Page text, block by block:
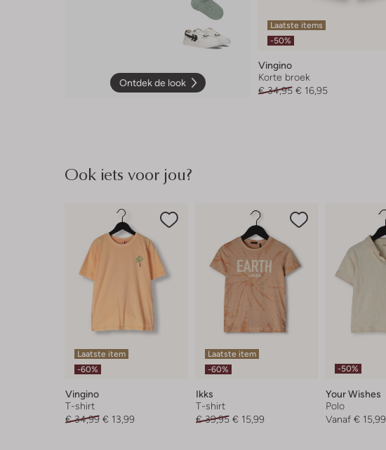
Ontdek de look
Laatste items
-50%
Vingino
Korte broek
€ 34,95 € 16,95
Ook iets voor jou?
Laatste item
-60%
Vingino
T-shirt
€ 34,99 € 13,99
Laatste item
-60%
Ikks
T-shirt
€ 39,95 € 15,99
-50%
Your Wishes
Polo
Vanaf € 15,99